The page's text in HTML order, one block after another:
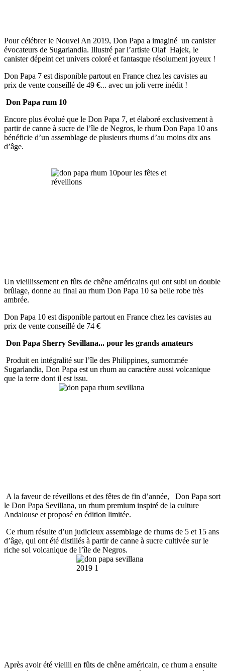
Pour célébrer le Nouvel An 2019, Don Papa a imaginé un canister
évocateurs de Sugarlandia. Illustré par l’artiste Olaf Hajek, le
canister dépeint cet univers coloré et fantasque résolument joyeux !
Don Papa 7 est disponible partout en France chez les cavistes au
prix de vente conseillé de 49 €... avec un joli verre inédit !
Don Papa rum 10
Encore plus évolué que le Don Papa 7, et élaboré exclusivement à
partir de canne à sucre de l’île de Negros, le rhum Don Papa 10 ans
bénéficie d’un assemblage de plusieurs rhums d’au moins dix ans
d’âge.
Un vieillissement en fûts de chêne américains qui ont subi un double
brûlage, donne au final au rhum Don Papa 10 sa belle robe très
ambrée.
Don Papa 10 est disponible partout en France chez les cavistes au
prix de vente conseillé de 74 €
Don Papa Sherry Sevillana... pour les grands amateurs
Produit en intégralité sur l’île des Philippines, surnommée
Sugarlandia, Don Papa est un rhum au caractère aussi volcanique
que la terre dont il est issu.
A la faveur de réveillons et des fêtes de fin d’année, Don Papa sort
le Don Papa Sevillana, un rhum premium inspiré de la culture
Andalouse et proposé en édition limitée.
Ce rhum résulte d’un judicieux assemblage de rhums de 5 et 15 ans
d’âge, qui ont été distillés à partir de canne à sucre cultivée sur le
riche sol volcanique de l’île de Negros.
Après avoir été vieilli en fûts de chêne américain, ce rhum a ensuite